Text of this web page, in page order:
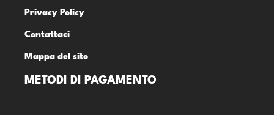
Privacy Policy
Contattaci
Mappa del sito
METODI DI PAGAMENTO